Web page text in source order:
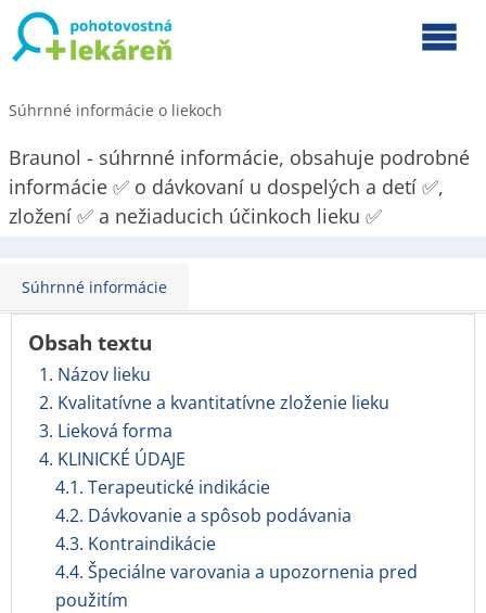
Súhrnné informácie o liekoch
Braunol - súhrnné informácie, obsahuje podrobné
informácie ✅ o dávkovaní u dospelých a detí ✅,
zložení ✅ a nežiaducich účinkoch lieku ✅
Súhrnné informácie
Obsah textu
1. Názov lieku
2. Kvalitatívne a kvantitatívne zloženie lieku
3. Lieková forma
4. KLINICKÉ ÚDAJE
4.1. Terapeutické indikácie
4.2. Dávkovanie a spôsob podávania
4.3. Kontraindikácie
4.4. Špeciálne varovania a upozornenia pred
použitím